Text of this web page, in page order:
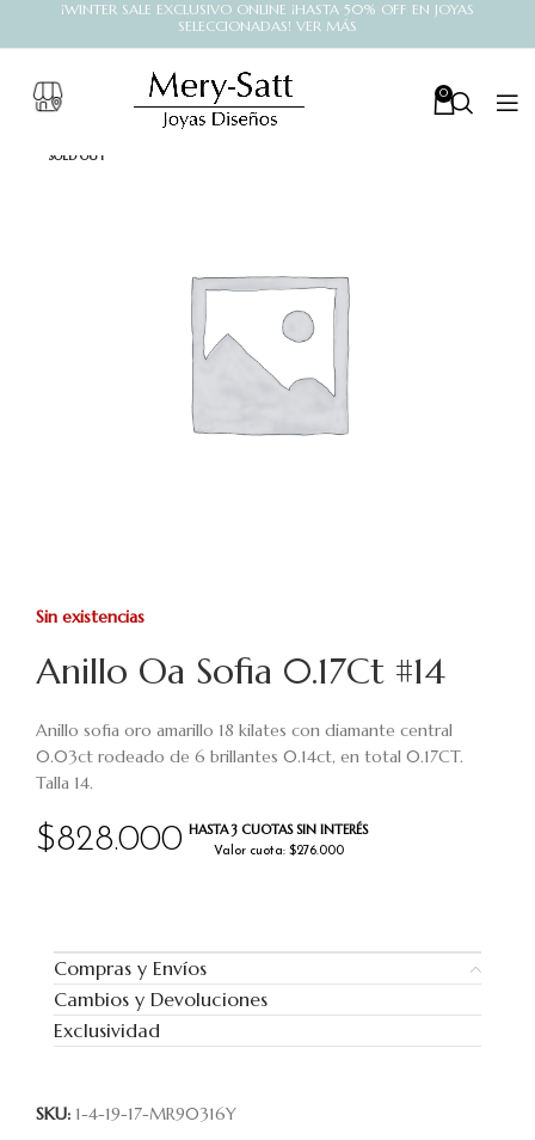
¡WINTER SALE EXCLUSIVO ONLINE ¡HASTA 50% OFF EN JOYAS
SELECCIONADAS! VER MÁS
0
SOLD OUT
Anillo Oa Sofia 0.17Ct #14
$828.000 HASTA 3 CUOTAS SIN INTERÉS
Valor cuota: $276.000
Anillo sofia oro amarillo 18 kilates con diamante central
0.03ct rodeado de 6 brillantes 0.14ct, en total 0.17CT.
Talla 14.
Sin existencias
Compras y Envíos
Cambios y Devoluciones
Exclusividad
SKU: 1-4-19-17-MR90316Y